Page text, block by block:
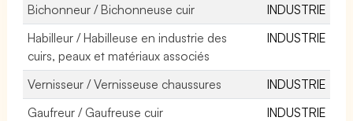
Bichonneur / Bichonneuse cuir
INDUSTRIE
Habilleur / Habilleuse en industrie des
cuirs, peaux et matériaux associés
INDUSTRIE
Vernisseur / Vernisseuse chaussures
INDUSTRIE
Gaufreur / Gaufreuse cuir
INDUSTRIE